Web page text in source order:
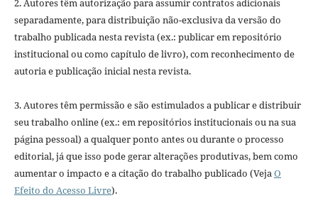
2. Autores têm autorização para assumir contratos adicionais
separadamente, para distribuição não-exclusiva da versão do
trabalho publicada nesta revista (ex.: publicar em repositório
institucional ou como capítulo de livro), com reconhecimento de
autoria e publicação inicial nesta revista.
3. Autores têm permissão e são estimulados a publicar e distribuir
seu trabalho online (ex.: em repositórios institucionais ou na sua
página pessoal) a qualquer ponto antes ou durante o processo
editorial, já que isso pode gerar alterações produtivas, bem como
aumentar o impacto e a citação do trabalho publicado (VejaO
Efeito do Acesso Livre).